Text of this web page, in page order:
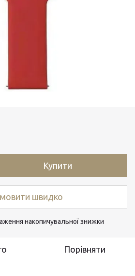
Купити
швидко
накопичувальної знижки
Порівняти